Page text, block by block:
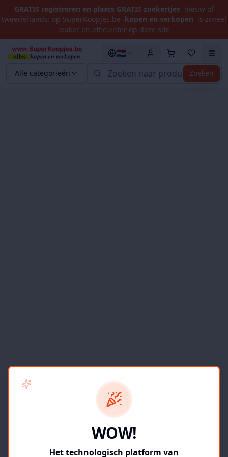
GRATIS registreren en plaats GRATIS zoekertjes nieuw of
tweedehands: op SuperKoopjes.be kopen en verkopen is zoveel
leuker en efficiënter op deze site
Alle categorieën Zoeken
🇳🇱
WOW!
Het technologisch platform van